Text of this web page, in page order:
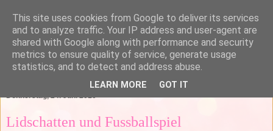
Donnerstag, 24. Juni 2010
Lidschatten und Fussballspiel
This site uses cookies from Google to deliver its services
and to analyze traffic. Your IP address and user-agent are
shared with Google along with performance and security
metrics to ensure quality of service, generate usage
statistics, and to detect and address abuse.
LEARN MORE GOT IT